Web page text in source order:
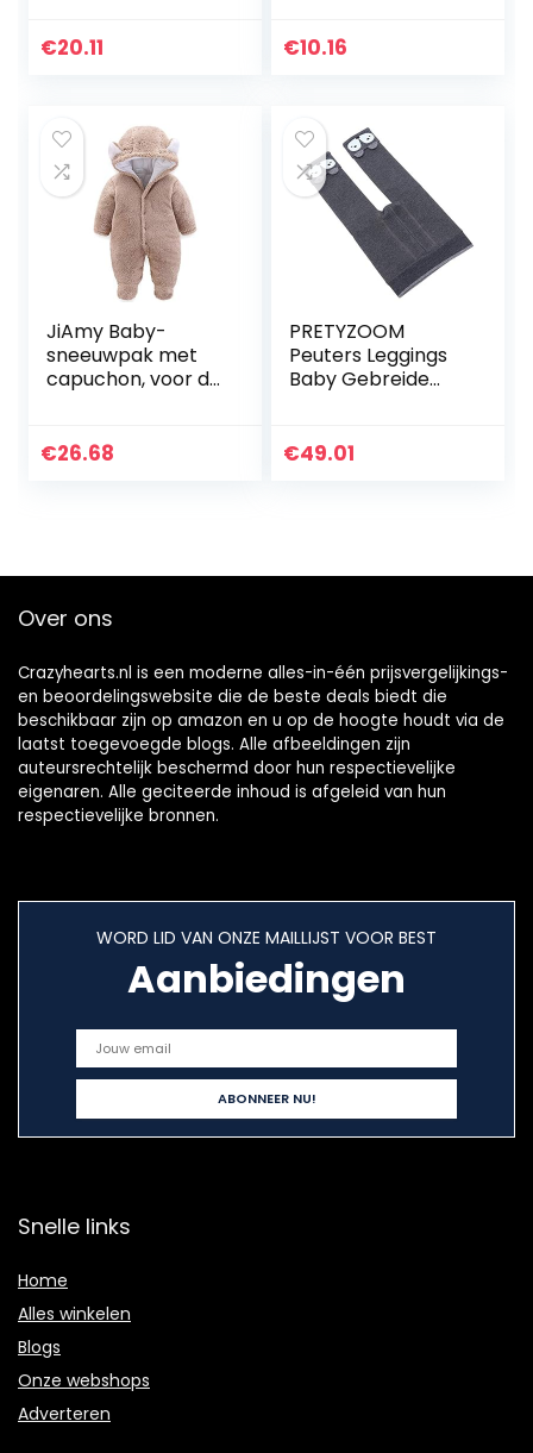
Pluche Leggings
€20.11 €10.16
JiAmy Baby-
sneeuwpak met
capuchon, voor de
12 maanden.
€26.68
PRETYZOOM
Peuters Leggings
Baby Gebreide
Gedrukt Dikke
€49.01
Over ons
Crazyhearts.nl is een moderne alles-in-één prijsvergelijkings-
en beoordelingswebsite die de beste deals biedt die
beschikbaar zijn op amazon en u op de hoogte houdt via de
laatst toegevoegde blogs. Alle afbeeldingen zijn
auteursrechtelijk beschermd door hun respectievelijke
eigenaren. Alle geciteerde inhoud is afgeleid van hun
respectievelijke bronnen.
WORD LID VAN ONZE MAILLIJST VOOR BEST
Aanbiedingen
Snelle links
Home
Alles winkelen
Blogs
Onze webshops
Adverteren